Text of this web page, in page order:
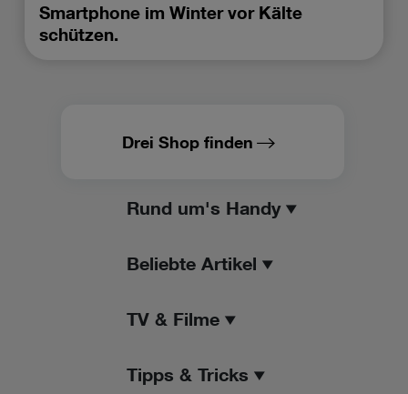
Smartphone im Winter vor Kälte
schützen.
Drei Shop finden
Rund um's Handy
Beliebte Artikel
TV & Filme
Tipps & Tricks